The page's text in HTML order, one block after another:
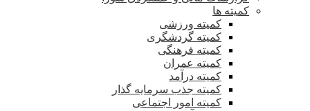
کمیته ها
کمیته ورزشی
کمیته گردشگری
کمیته فرهنگی
کمیته عمران
کمیته درآمد
کمیته جذب سرمایه گذار
کمیته امور اجتماعی